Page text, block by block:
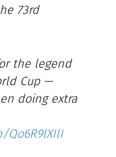
73rd
the legend
Cup —
doing extra
Qo6R9lXIlI